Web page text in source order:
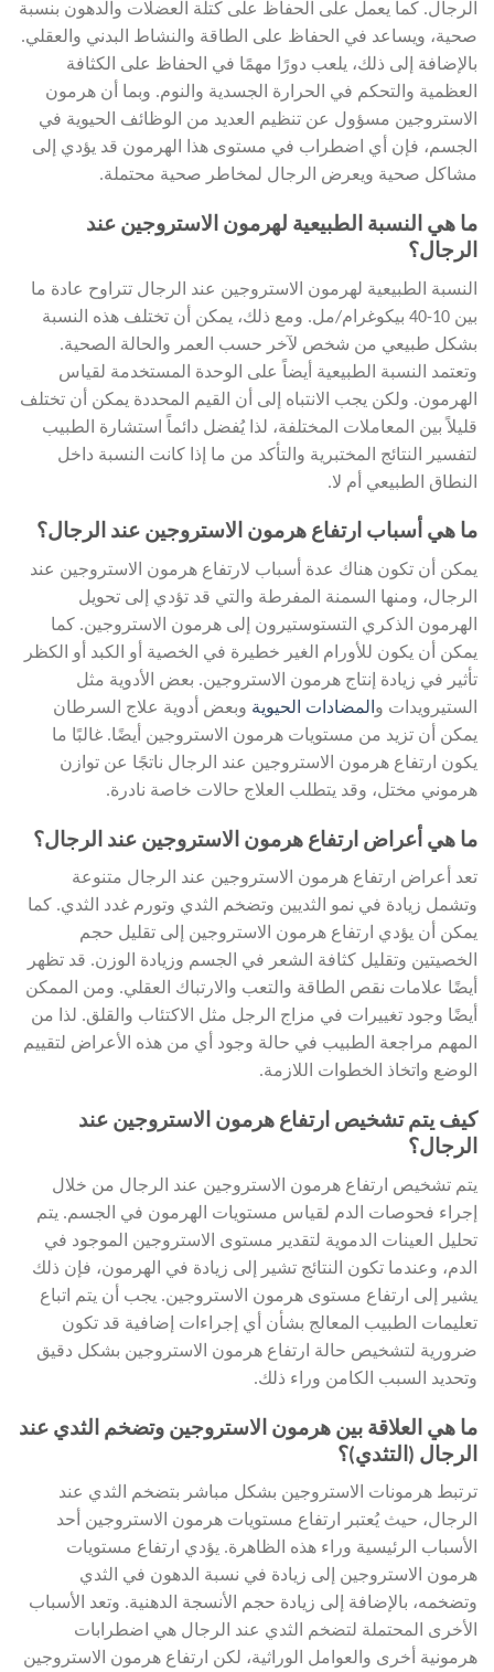
الرجال. كما يعمل على الحفاظ على كتلة العضلات والدهون بنسبة
صحية، ويساعد في الحفاظ على الطاقة والنشاط البدني والعقلي.
بالإضافة إلى ذلك، يلعب دورًا مهمًا في الحفاظ على الكثافة
العظمية والتحكم في الحرارة الجسدية والنوم. وبما أن هرمون
الاستروجين مسؤول عن تنظيم العديد من الوظائف الحيوية في
الجسم، فإن أي اضطراب في مستوى هذا الهرمون قد يؤدي إلى
مشاكل صحية ويعرض الرجال لمخاطر صحية محتملة.
ما هي النسبة الطبيعية لهرمون الاستروجين عند
الرجال؟
النسبة الطبيعية لهرمون الاستروجين عند الرجال تتراوح عادة ما
بين 10-40 بيكوغرام/مل. ومع ذلك، يمكن أن تختلف هذه النسبة
بشكل طبيعي من شخص لآخر حسب العمر والحالة الصحية.
وتعتمد النسبة الطبيعية أيضاً على الوحدة المستخدمة لقياس
الهرمون. ولكن يجب الانتباه إلى أن القيم المحددة يمكن أن تختلف
قليلاً بين المعاملات المختلفة، لذا يُفضل دائماً استشارة الطبيب
لتفسير النتائج المختبرية والتأكد من ما إذا كانت النسبة داخل
النطاق الطبيعي أم لا.
ما هي أسباب ارتفاع هرمون الاستروجين عند الرجال؟
يمكن أن تكون هناك عدة أسباب لارتفاع هرمون الاستروجين عند
الرجال، ومنها السمنة المفرطة والتي قد تؤدي إلى تحويل
الهرمون الذكري التستوستيرون إلى هرمون الاستروجين. كما
يمكن أن يكون للأورام الغير خطيرة في الخصية أو الكبد أو الكظر
تأثير في زيادة إنتاج هرمون الاستروجين. بعض الأدوية مثل
الستيرويدات و المضادات الحيوية وبعض أدوية علاج السرطان
يمكن أن تزيد من مستويات هرمون الاستروجين أيضًا. غالبًا ما
يكون ارتفاع هرمون الاستروجين عند الرجال ناتجًا عن توازن
هرموني مختل، وقد يتطلب العلاج حالات خاصة نادرة.
ما هي أعراض ارتفاع هرمون الاستروجين عند الرجال؟
تعد أعراض ارتفاع هرمون الاستروجين عند الرجال متنوعة
وتشمل زيادة في نمو الثديين وتضخم الثدي وتورم غدد الثدي. كما
يمكن أن يؤدي ارتفاع هرمون الاستروجين إلى تقليل حجم
الخصيتين وتقليل كثافة الشعر في الجسم وزيادة الوزن. قد تظهر
أيضًا علامات نقص الطاقة والتعب والارتباك العقلي. ومن الممكن
أيضًا وجود تغييرات في مزاج الرجل مثل الاكتئاب والقلق. لذا من
المهم مراجعة الطبيب في حالة وجود أي من هذه الأعراض لتقييم
الوضع واتخاذ الخطوات اللازمة.
كيف يتم تشخيص ارتفاع هرمون الاستروجين عند
الرجال؟
يتم تشخيص ارتفاع هرمون الاستروجين عند الرجال من خلال
إجراء فحوصات الدم لقياس مستويات الهرمون في الجسم. يتم
تحليل العينات الدموية لتقدير مستوى الاستروجين الموجود في
الدم، وعندما تكون النتائج تشير إلى زيادة في الهرمون، فإن ذلك
يشير إلى ارتفاع مستوى هرمون الاستروجين. يجب أن يتم اتباع
تعليمات الطبيب المعالج بشأن أي إجراءات إضافية قد تكون
ضرورية لتشخيص حالة ارتفاع هرمون الاستروجين بشكل دقيق
وتحديد السبب الكامن وراء ذلك.
ما هي العلاقة بين هرمون الاستروجين وتضخم الثدي عند
الرجال (التثدي)؟
ترتبط هرمونات الاستروجين بشكل مباشر بتضخم الثدي عند
الرجال، حيث يُعتبر ارتفاع مستويات هرمون الاستروجين أحد
الأسباب الرئيسية وراء هذه الظاهرة. يؤدي ارتفاع مستويات
هرمون الاستروجين إلى زيادة في نسبة الدهون في الثدي
وتضخمه، بالإضافة إلى زيادة حجم الأنسجة الدهنية. وتعد الأسباب
الأخرى المحتملة لتضخم الثدي عند الرجال هي اضطرابات
هرمونية أخرى والعوامل الوراثية، لكن ارتفاع هرمون الاستروجين